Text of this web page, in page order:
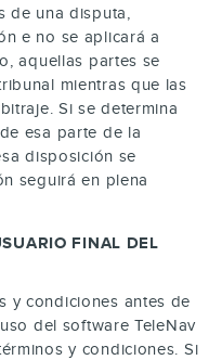
de una disputa,
e no se aplicará a
aquellas partes se
mientras que las
Si se determina
esa parte de la
disposición se
seguirá en plena
FINAL DEL
y condiciones antes de
del software TeleNav
y condiciones. Si